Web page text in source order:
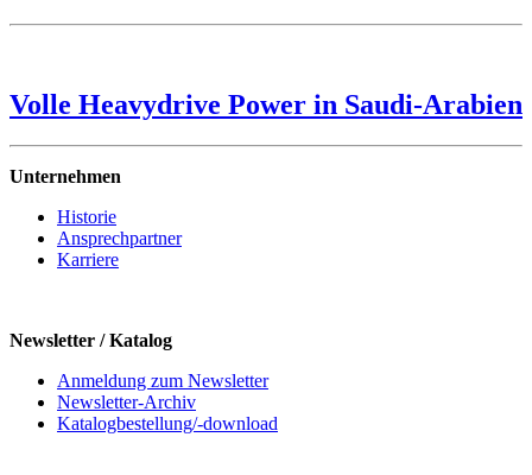
Volle Heavydrive Power in Saudi-Arabien
Unternehmen
Historie
Ansprechpartner
Karriere
Newsletter / Katalog
Anmeldung zum Newsletter
Newsletter-Archiv
Katalogbestellung/-download